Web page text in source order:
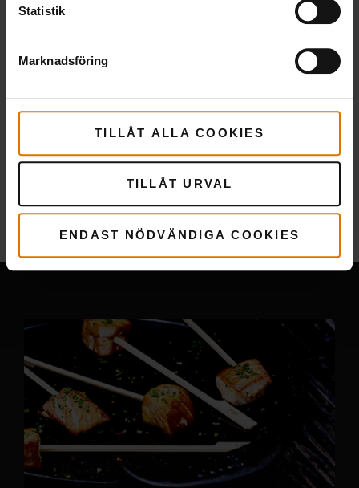
Statistik
Marknadsföring
TILLÅT ALLA COOKIES
TILLÅT URVAL
ENDAST NÖDVÄNDIGA COOKIES
Merrecept
Du kanske också gillar